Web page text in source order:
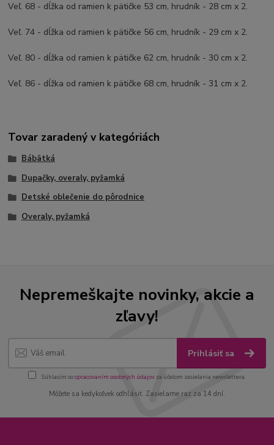
Veľ. 68 - dĺžka od ramien k pätičke 53 cm, hrudník - 28 cm x 2.
Veľ. 74 - dĺžka od ramien k pätičke 56 cm, hrudník - 29 cm x 2.
Veľ. 80 - dĺžka od ramien k pätičke 62 cm, hrudník - 30 cm x 2.
Veľ. 86 - dĺžka od ramien k pätičke 68 cm, hrudník - 31 cm x 2.
Tovar zaradený v kategóriách
Bábätká
Dupačky, overaly, pyžamká
Detské oblečenie do pôrodnice
Overaly, pyžamká
Nepremeškajte novinky, akcie a
zľavy!
Prihlásiť sa
Súhlasím sospracovaním osobných údajov za účelom zasielania newslettera.
Môžete sa kedykoľvek odhlásiť. Zasielame raz za 14 dní.